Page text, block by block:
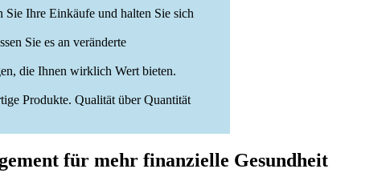
Sie Ihre Einkäufe und halten Sie sich
Sie es an veränderte
die Ihnen wirklich Wert bieten.
Produkte. Qualität über Quantität
für mehr finanzielle Gesundheit